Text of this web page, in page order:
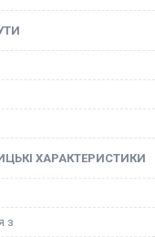
ХАРАКТЕРИСТИКИ
з